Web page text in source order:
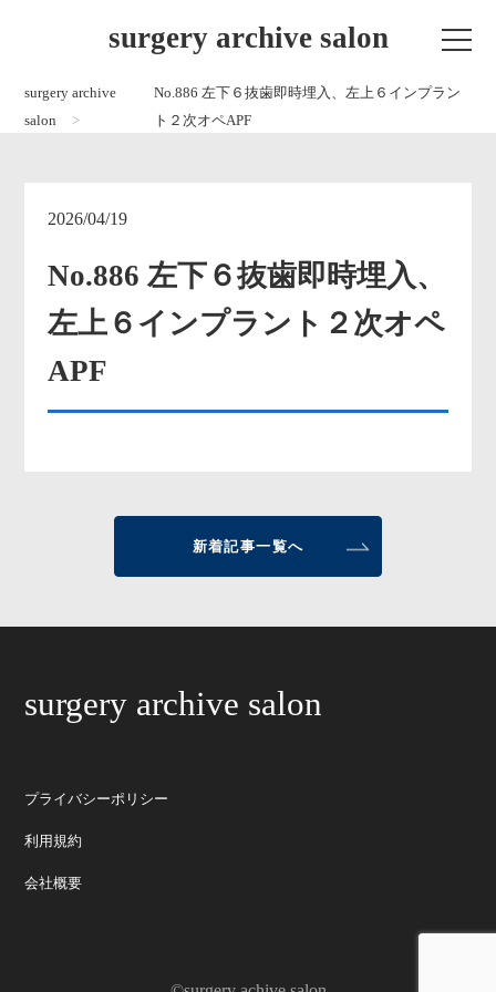
surgery archive salon
surgery archive
salon
No.886 左下６抜歯即時埋入、左上６インプラン
ト２次オペAPF
2026/04/19
No.886 左下６抜歯即時埋入、
左上６インプラント２次オペ
APF
新着記事一覧へ
surgery archive salon
プライバシーポリシー
利用規約
会社概要